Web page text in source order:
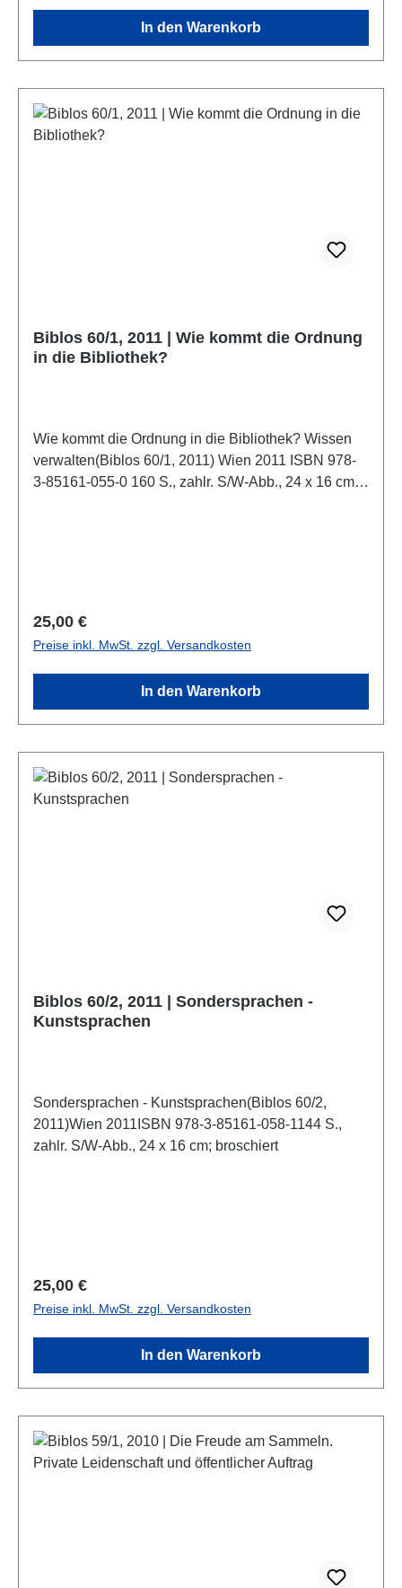
In den Warenkorb
Biblos 60/1, 2011 | Wie kommt die Ordnung
in die Bibliothek?
Wie kommt die Ordnung in die Bibliothek? Wissen
verwalten(Biblos 60/1, 2011) Wien 2011 ISBN 978-
3-85161-055-0 160 S., zahlr. S/W-Abb., 24 x 16 cm;
Regulärer Preis:
25,00 €
Preise inkl. MwSt. zzgl. Versandkosten
In den Warenkorb
Biblos 60/2, 2011 | Sondersprachen -
Kunstsprachen
Sondersprachen - Kunstsprachen(Biblos 60/2,
2011)Wien 2011ISBN 978-3-85161-058-1144 S.,
zahlr. S/W-Abb., 24 x 16 cm; broschiert
Regulärer Preis:
25,00 €
Preise inkl. MwSt. zzgl. Versandkosten
In den Warenkorb